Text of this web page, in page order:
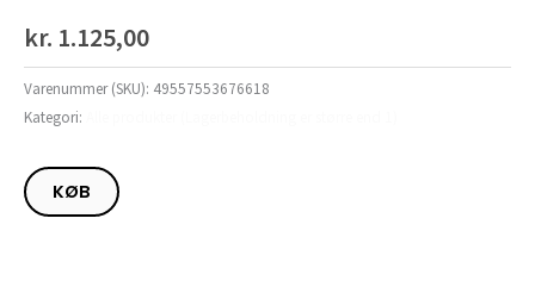
kr. 1.125,00
Varenummer (SKU): 49557553676618
Kategori:
KØB